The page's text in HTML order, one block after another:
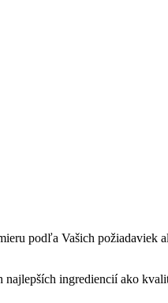
podľa Vašich požiadaviek
ingrediencií ako